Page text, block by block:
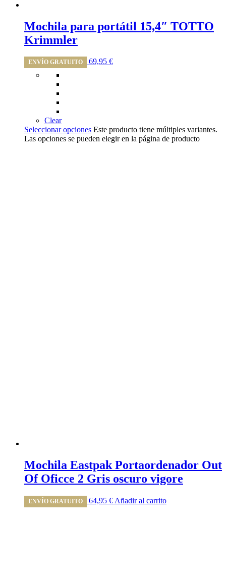
Mochila para portátil 15,4″ TOTTO
Krimmler
ENVÍO GRATUITO 69,95 €
Clear
Seleccionar opciones Este producto tiene múltiples variantes.
Las opciones se pueden elegir en la página de producto
Mochila Eastpak Portaordenador Out
Of Oficce 2 Gris oscuro vigore
ENVÍO GRATUITO 64,95 € Añadir al carrito